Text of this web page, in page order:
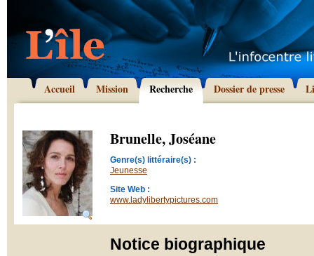
Accueil Mission Recherche Dossier de presse
Brunelle, Joséane
Genre(s) littéraire(s) :
Jeunesse
Site Web :
www.ladylibertypictures.com
Notice biographique